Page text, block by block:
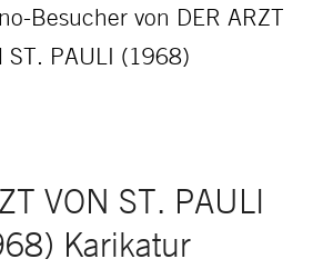
Besucher von DER ARZT
ST. PAULI (1968)
VON ST. PAULI
Karikatur